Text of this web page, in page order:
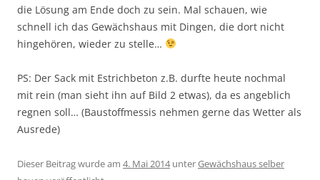
die Lösung am Ende doch zu sein. Mal schauen, wie
schnell ich das Gewächshaus mit Dingen, die dort nicht
hingehören, wieder zu stelle…
PS: Der Sack mit Estrichbeton z.B. durfte heute nochmal
mit rein (man sieht ihn auf Bild 2 etwas), da es angeblich
regnen soll… (Baustoffmessis nehmen gerne das Wetter als
Ausrede)
Dieser Beitrag wurde am 4. Mai 2014unterGewächshaus selber